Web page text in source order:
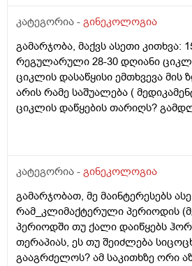
ჩვეულებრივ 3-4 დღე,მაგრამ ადრე
მალევე ვირუსი
შეგრძნებაც მქონდა. მალევე
ტესტი,უარყოფითი იყო. ეგ
რამოდენიმე დღე მქონდა. ახლა
ველოდები,მაგრამ არ
მოქმედებსო,2 კვირის წინ სხვა
გავიკეთე ისევ უარყოფითია.
განმავლობაში ვერ ვახერხებ
რაიმე შანსი ფეხმძიმობის? აზრი
ტესტს? მენტრუაცია
30 დღე შუალედი.
კატეგორია - გინეკოლოგია
გამარჯობა, მაქვს ასეთი კითხვა:
რეგულარული 28-30 დღიანი
ციკლის დასაწყისი ემთხვევა მის
არის რამე საშუალება (
ციკლის დაწყების თარიღს?
კატეგორია - გინეკოლოგია
გამარჯობათ, მე მაინტერესებს
რამ_კლიმაქტერული პერიოდის
პერიოდში თუ ქალი დაიწყებს
თერაპიას, ეს თუ შეიძლება
გააგრძელოს? ამ საკითხზე ორი